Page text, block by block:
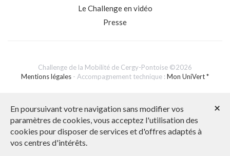
Le Challenge en vidéo
Presse
Challenge de la Mobilité de Cergy-Pontoise ©2026
Mentions légales - Accompagnement technique : Mon UniVert *
Assistance technique : 04 78 37 79 79 ou 04 76 09 60 05×
En poursuivant votre navigation sans modifier vos
paramètres de cookies, vous acceptez l'utilisation des
cookies pour disposer de services et d'offres adaptés à
vos centres d'intérêts.